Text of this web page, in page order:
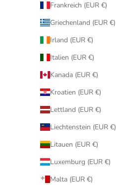
Frankreich (EUR €)
Griechenland (EUR €)
Irland (EUR €)
Italien (EUR €)
Kanada (EUR €)
Kroatien (EUR €)
Lettland (EUR €)
Liechtenstein (EUR €)
Litauen (EUR €)
Luxemburg (EUR €)
Malta (EUR €)